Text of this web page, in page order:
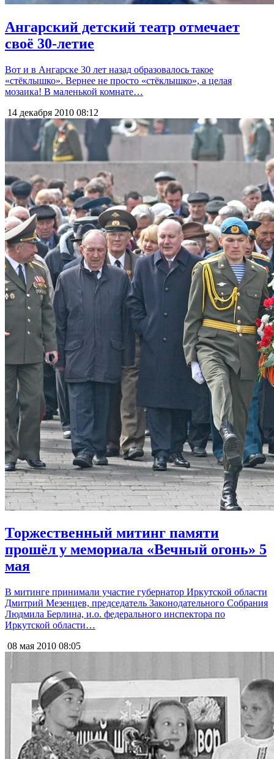
Ангарский детский театр отмечает
своё 30-летие
Вот и в Ангарске 30 лет назад образовалось такое
«стёклышко». Вернее не просто «стёклышко», а целая
мозаика! В маленькой комнате…
14 декабря 2010 08:12
Торжественный митинг памяти
прошёл у мемориала «Вечный огонь» 5
мая
В митинге принимали участие губернатор Иркутской области
Дмитрий Мезенцев, председатель Законодательного Собрания
Людмила Берлина, и.о. федерального инспектора по
Иркутской области…
08 мая 2010 08:05